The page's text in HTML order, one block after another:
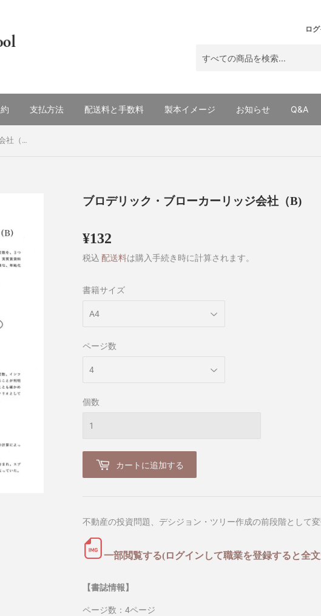
ロ
支払方法 配送料と手数料 製本イメージ お知らせ Q&A
ブロデリック・ブローカーリッジ会社（B)
ブロデリック・ブローカーリッジ会社（B)
¥132
税込 配送料は購入手続き時に計算されます。
書籍サイズ
ページ数
個数
カートに追加する
不動産の投資問題、デシジョン・ツリー作成の前段階として変
一部閲覧する(ログインして職業を登録すると全
【書誌情報】
ページ数：4ページ